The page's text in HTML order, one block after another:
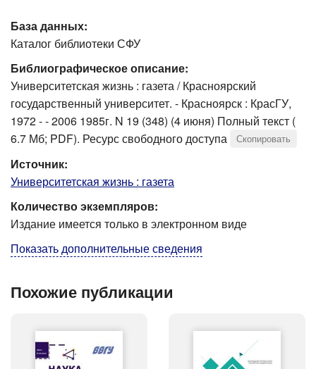
База данных:
Каталог библиотеки СФУ
Библиографическое описание:
Университетская жизнь : газета / Красноярский
государственный университет. - Красноярск : КрасГУ,
1972 - - 2006 1985г. N 19 (348) (4 июня) Полный текст (
6.7 Мб; PDF). Ресурс свободного доступа
Скопировать
Источник:
Университетская жизнь : газета
Количество экземпляров:
Издание имеется только в электронном виде
Показать дополнительные сведения
Похожие публикации